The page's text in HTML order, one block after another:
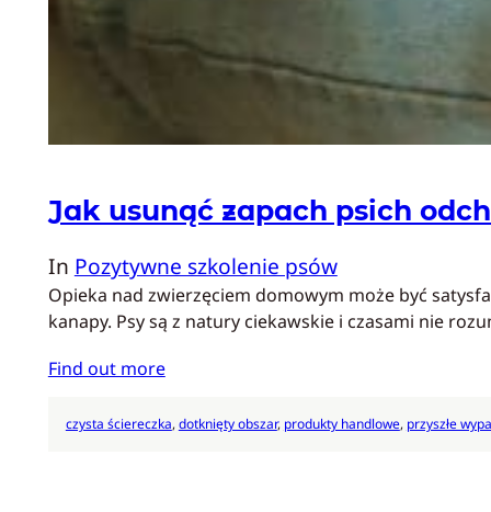
Jak usunąć zapach psich
In Pozytywne szkolenie psów
Opieka nad zwierzęciem domowym może być
kanapy. Psy są z natury ciekawskie i czasami nie
Find out more
czysta ściereczka, dotknięty obszar, produkty handlowe, przyszłe